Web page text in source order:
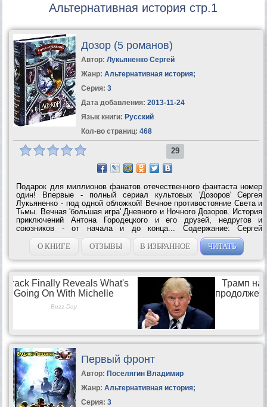
Альтернативная история стр.1
Дозор (5 романов)
Автор: Лукьяненко Сергей
Жанр: Альтернативная история;
Серия: 3
Дата добавления: 2013-11-24
Язык книги: Русский
Кол-во страниц: 468
29
Подарок для миллионов фанатов отечественного фантаста номер
один! Впервые - полный сериал культовых 'Дозоров' Сергея
Лукьяненко - под одной обложкой! Вечное противостояние Света и
Тьмы. Вечная 'большая игра' Дневного и Ночного Дозоров. История
приключений Антона Городецкого и его друзей, недругов и
союзников - от начала и до конца... Содержание: Сергей
Лукьяненко. Ночной Дозор (роман), стр. 5-216 Сергей Лукьяненко,
Владимир...
О КНИГЕ ОТЗЫВЫ В ИЗБРАННОЕ ЧИТАТЬ
Первый фронт
Автор: Поселягин Владимир
Жанр: Альтернативная история;
Серия: 3